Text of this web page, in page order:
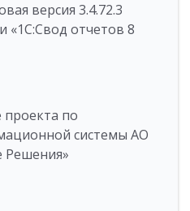
версия 3.4.72.3
«1C:Свод отчетов 8
по
системы АО
Решения»